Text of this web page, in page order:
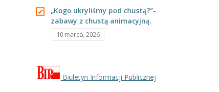
„Kogo ukryliśmy pod chustą?”-
zabawy z chustą animacyjną.
10 marca, 2026
Biuletyn Informacji Publicznej